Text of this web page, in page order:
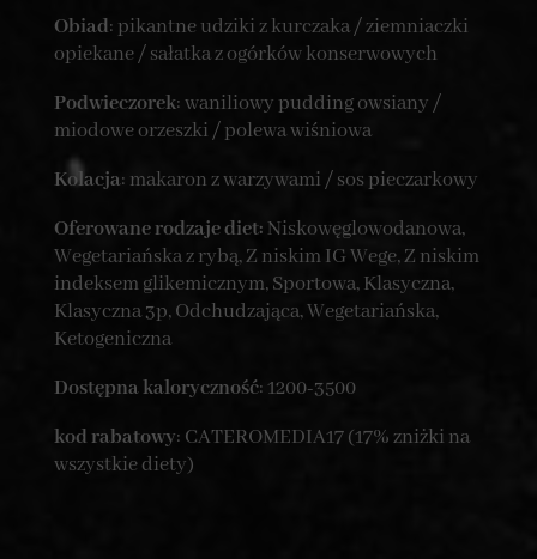
Obiad: pikantne udziki z kurczaka / ziemniaczki
opiekane / sałatka z ogórków konserwowych
Podwieczorek: waniliowy pudding owsiany /
miodowe orzeszki / polewa wiśniowa
Kolacja: makaron z warzywami / sos pieczarkowy
Oferowane rodzaje diet:Niskowęglowodanowa,
Wegetariańska z rybą, Z niskim IG Wege, Z niskim
indeksem glikemicznym, Sportowa, Klasyczna,
Klasyczna 3p, Odchudzająca, Wegetariańska,
Ketogeniczna
Dostępna kaloryczność: 1200-3500
kod rabatowy: CATEROMEDIA17 (17% zniżki na
wszystkie diety)